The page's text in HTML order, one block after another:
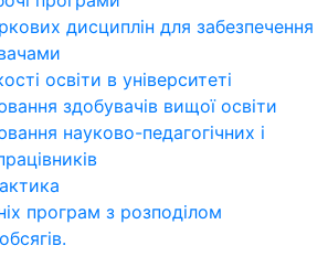
дисциплін для забезпечення
освіти в університеті
здобувачів вищої освіти
науково-педагогічних і
програм з розподілoм